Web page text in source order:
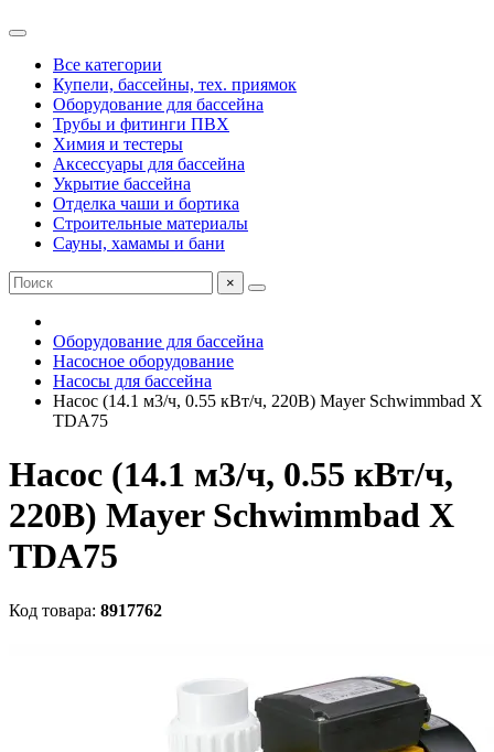
Все категории
Купели, бассейны, тех. приямок
Оборудование для бассейна
Трубы и фитинги ПВХ
Химия и тестеры
Аксессуары для бассейна
Укрытие бассейна
Отделка чаши и бортика
Строительные материалы
Сауны, хамамы и бани
×
Оборудование для бассейна
Насосное оборудование
Насосы для бассейна
Насос (14.1 м3/ч, 0.55 кВт/ч, 220В) Mayer Schwimmbad X
TDA75
Насос (14.1 м3/ч, 0.55 кВт/ч,
220В) Mayer Schwimmbad X
TDA75
Код товара: 8917762